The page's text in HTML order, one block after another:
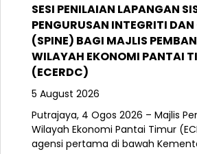
SESI PENILAIAN LAPANGAN
PENGURUSAN INTEGRITI
(SPINE) BAGI MAJLIS
WILAYAH EKONOMI PANTAI
(ECERDC)
5 August 2026
Putrajaya, 4 Ogos 2026 – Majlis
Wilayah Ekonomi Pantai Timur
agensi pertama di bawah